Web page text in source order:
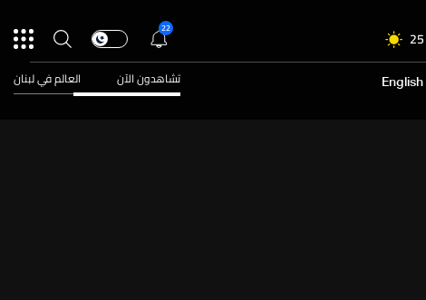
25
28
29
22
English تشاهدون الآن العالم في لبنان